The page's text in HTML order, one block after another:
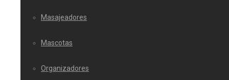
Masajeadores
Mascotas
Organizadores